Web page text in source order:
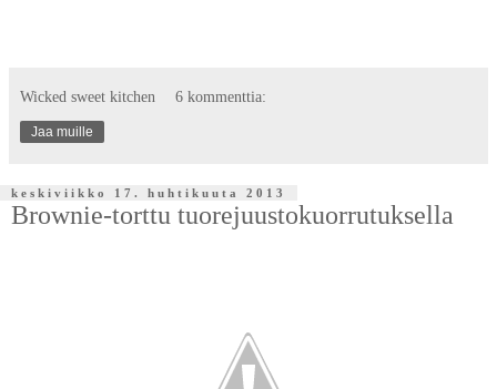
Wicked sweet kitchen 6 kommenttia:
Jaa muille
keskiviikko 17. huhtikuuta 2013
Brownie-torttu tuorejuustokuorrutuksella